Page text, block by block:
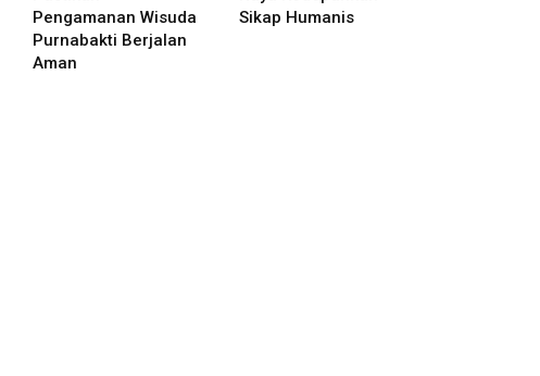
Pengamanan Wisuda
Purnabakti Berjalan
Aman
Sikap Humanis